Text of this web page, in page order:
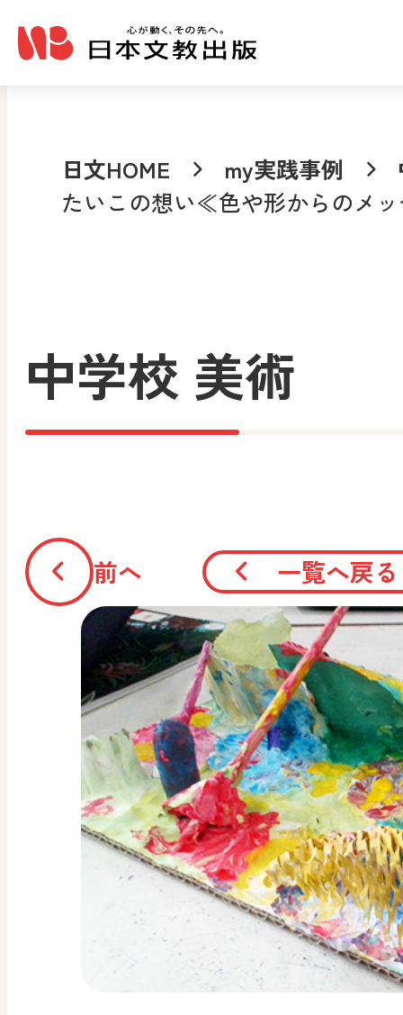
日文HOME my実践事例
たいこの想い≪色や形からのメ
中学校 美術
前へ 一覧へ戻る